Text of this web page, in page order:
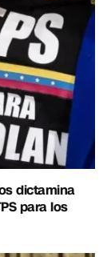
dictamina
para los